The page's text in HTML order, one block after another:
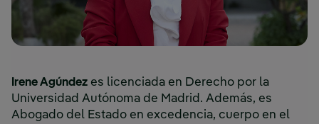
Irene Agúndez es licenciada en Derecho por la
Universidad Autónoma de Madrid. Además, es
Abogado del Estado en excedencia, cuerpo en el